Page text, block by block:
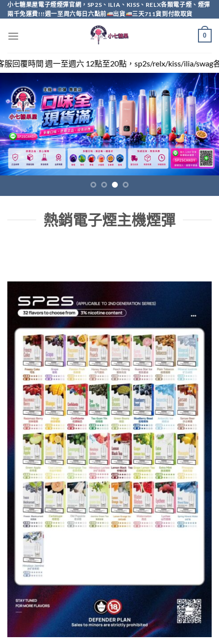
Skip
to
小七糖果屋電子煙煙彈官網，SP2S、ILIA、KISS、RELX各類電子煙、煙彈
兩千免運費!!!週一至周六每日六點前
出貨 三天711貨到付款取貨
0
點至20點，sp2s/relx/kiss/ilia/swag各類電子煙煙彈買越多越
熱銷電子煙主機煙彈